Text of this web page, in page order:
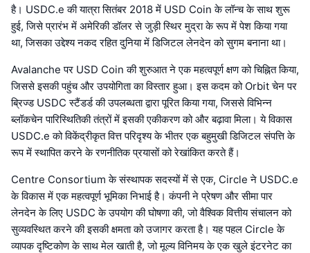
है। USDC.e की यात्रा सितंबर 2018 में USD Coin के लॉन्च के साथ शुरू
हुई, जिसे प्रारंभ में अमेरिकी डॉलर से जुड़ी स्थिर मुद्रा के रूप में पेश किया गया
था, जिसका उद्देश्य नकद रहित दुनिया में डिजिटल लेनदेन को सुगम बनाना था।
Avalanche पर USD Coin की शुरुआत ने एक महत्वपूर्ण क्षण को चिह्नित किया,
जिससे इसकी पहुंच और उपयोगिता का विस्तार हुआ। इस कदम को Orbit चेन पर
ब्रिज्ड USDC स्टैंडर्ड की उपलब्धता द्वारा पूरित किया गया, जिससे विभिन्न
ब्लॉकचेन पारिस्थितिकी तंत्रों में इसकी एकीकरण को और बढ़ावा मिला। ये विकास
USDC.e को विकेंद्रीकृत वित्त परिदृश्य के भीतर एक बहुमुखी डिजिटल संपत्ति के
रूप में स्थापित करने के रणनीतिक प्रयासों को रेखांकित करते हैं।
Centre Consortium के संस्थापक सदस्यों में से एक, Circle ने USDC.e
के विकास में एक महत्वपूर्ण भूमिका निभाई है। कंपनी ने प्रेषण और सीमा पार
लेनदेन के लिए USDC के उपयोग की घोषणा की, जो वैश्विक वित्तीय संचालन को
सुव्यवस्थित करने की इसकी क्षमता को उजागर करता है। यह पहल Circle के
व्यापक दृष्टिकोण के साथ मेल खाती है, जो मूल्य विनिमय के एक खुले इंटरनेट का